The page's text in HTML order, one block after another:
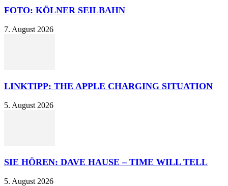
FOTO: KÖLNER SEILBAHN
7. August 2026
LINKTIPP: THE APPLE CHARGING SITUATION
5. August 2026
SIE HÖREN: DAVE HAUSE – TIME WILL TELL
5. August 2026